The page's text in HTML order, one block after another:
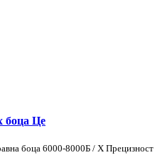
боца Це
боца 6000-8000Б / Х